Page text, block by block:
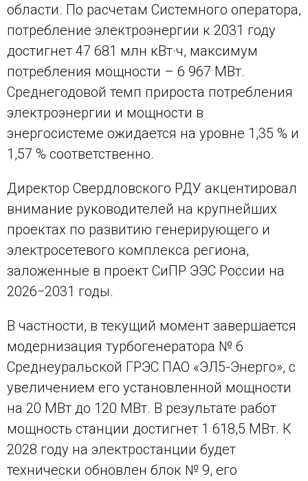
области. По расчетам Системного оператора,
потребление электроэнергии к 2031 году
достигнет 47 681 млн кВт·ч, максимум
потребления мощности – 6 967 МВт.
Среднегодовой темп прироста потребления
электроэнергии и мощности в
энергосистеме ожидается на уровне 1,35 % и
1,57 % соответственно.
Директор Свердловского РДУ акцентировал
внимание руководителей на крупнейших
проектах по развитию генерирующего и
электросетевого комплекса региона,
заложенные в проект СиПР ЭЭС России на
2026−2031 годы.
В частности, в текущий момент завершается
модернизация турбогенератора № 6
Среднеуральской ГРЭС ПАО «ЭЛ5-Энерго», с
увеличением его установленной мощности
на 20 МВт до 120 МВт. В результате работ
мощность станции достигнет 1 618,5 МВт. К
2028 году на электростанции будет
технически обновлен блок № 9, его